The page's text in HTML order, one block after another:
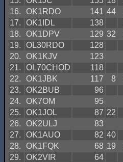
16.
OK1RDO 141 44
17.
OK1IDL 138
18.
OK1DPV 129 32
19.
OL30RDO 128
20.
OK1KJV 123
21.
OL70CHOD 118
22.
OK1JBK 117 8
23.
OK2BUB 96
24.
OK7OM 95
25.
OK1JOL 87 22
26.
OK2ULJ 83
27.
OK1AUO 82 40
28.
OK1FQK 68 19
29.
OK2VIR 64